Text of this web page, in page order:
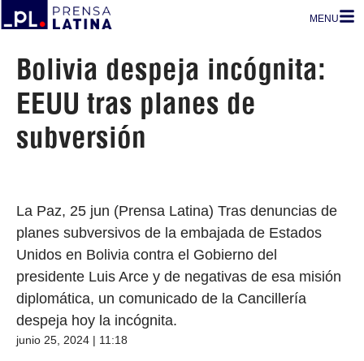
MENU
Bolivia despeja incógnita:
EEUU tras planes de
subversión
La Paz, 25 jun (Prensa Latina) Tras denuncias de
planes subversivos de la embajada de Estados
Unidos en Bolivia contra el Gobierno del
presidente Luis Arce y de negativas de esa misión
diplomática, un comunicado de la Cancillería
despeja hoy la incógnita.
junio 25, 2024 | 11:18